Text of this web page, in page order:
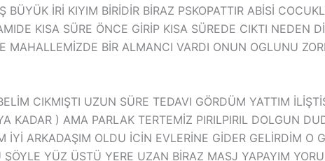
İRİ KIYIM BİRİDİR BİRAZ PSKOPATTIR ABİSİ
KISA SÜRE ÖNCE GİRİP KISA SÜREDE CIKTI NEDEN
MAHALLEMİZDE BİR ALMANCI VARDI ONUN OGLUNU
CIKMIŞTI UZUN SÜRE TEDAVI GÖRDÜM YATTIM
KADAR ) AMA PARLAK TERTEMİZ PIRILPIRIL DOLGUN
İYİ ARKADAŞIM OLDU İCİN EVLERİNE GİDER GELİRDİM O
YÜZ ÜSTÜ YERE UZAN BİRAZ MASJ YAPAYIM